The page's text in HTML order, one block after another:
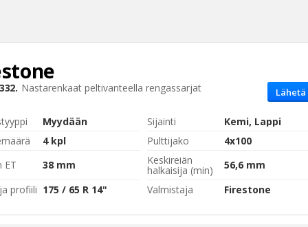
Nastarenkaat peltivanteellarengassarjat
Myydään Sijainti
Kemi, Lappi
4 kpl Pulttijako
4x100
ET
38 mm Keskireiän
halkaisija (min)
56,6 mm
profiili 175 / 65 R 14" Valmistaja Firestone